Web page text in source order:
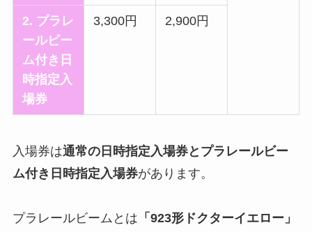
2. プラレ
ールビー
ム付き日
時指定入
場券
3,300円 2,900円
入場券は通常の日時指定入場券とプラレールビー
ム付き日時指定入場券があります。
プラレールビームとは 「923形ドクターイエロー」